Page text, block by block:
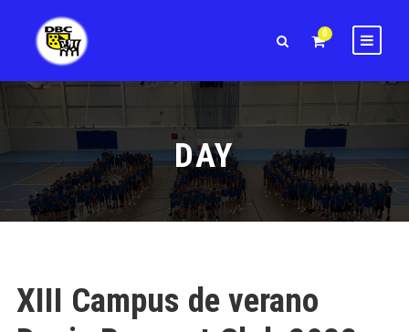
0
DAY
XIII Campus de verano